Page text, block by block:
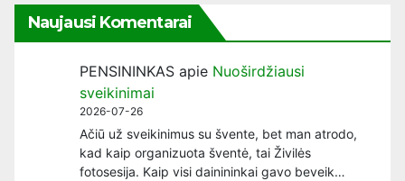
Naujausi Komentarai
PENSININKAS apie Nuoširdžiausi
sveikinimai
2026-07-26
Ačiū už sveikinimus su švente, bet man atrodo,
kad kaip organizuota šventė, tai Živilės
fotosesija. Kaip visi dainininkai gavo beveik…